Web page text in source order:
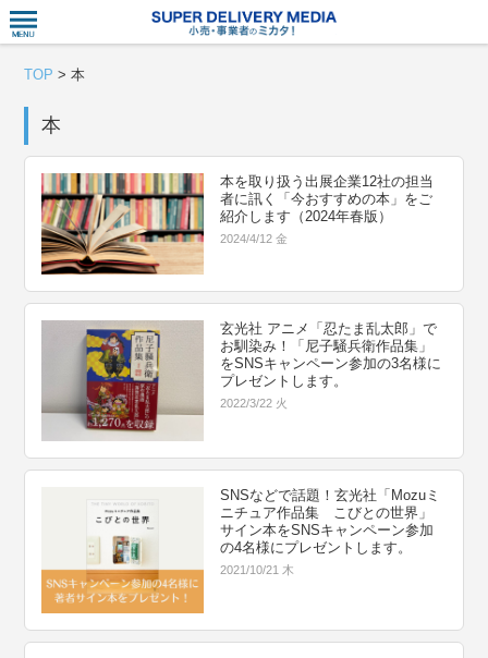
TOP >本
本
本を取り扱う出展企業12社の担当
者に訊く「今おすすめの本」をご
紹介します（2024年春版）
2024/4/12 金
玄光社 アニメ「忍たま乱太郎」で
お馴染み！「尼子騒兵衛作品集」
をSNSキャンペーン参加の3名様に
プレゼントします。
2022/3/22 火
SNSなどで話題！玄光社「Mozuミ
ニチュア作品集 こびとの世界」
サイン本をSNSキャンペーン参加
の4名様にプレゼントします。
2021/10/21 木